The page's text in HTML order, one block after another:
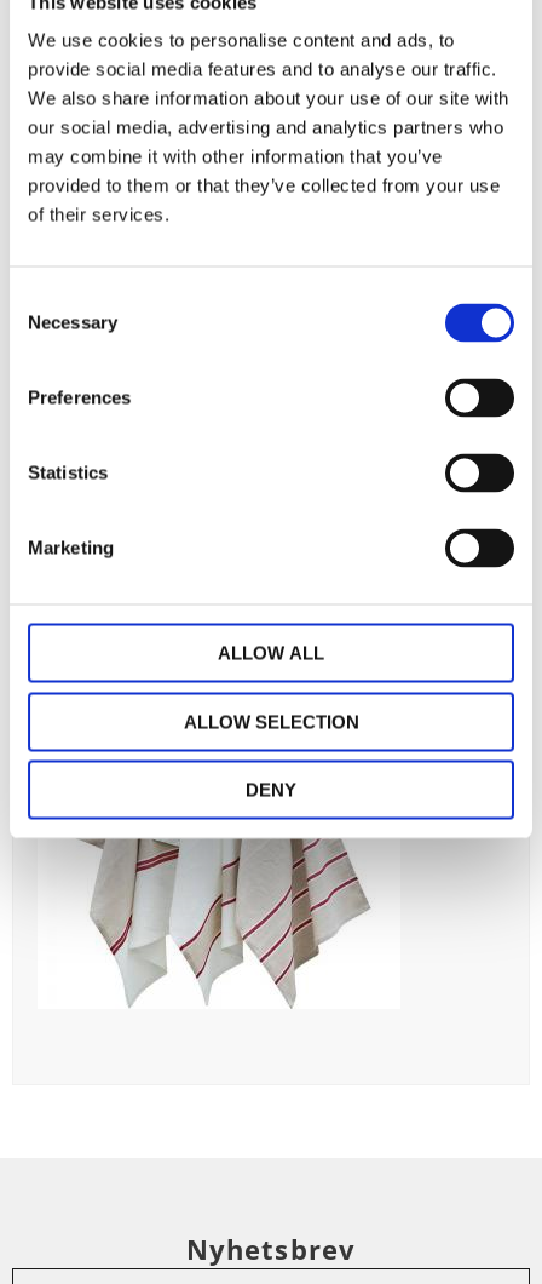
We use cookies to personalise content and ads, to
provide social media features and to analyse our traffic.
We also share information about your use of our site with
our social media, advertising and analytics partners who
may combine it with other information that you’ve
provided to them or that they’ve collected from your use
of their services.
Selection
Necessary
Preferences
Statistics
Marketing
ALLOW ALL
ALLOW SELECTION
DENY
Nyhetsbrev